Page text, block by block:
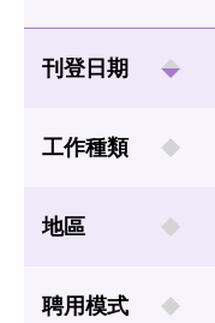
刊登日期
工作種類
地區
聘用模式